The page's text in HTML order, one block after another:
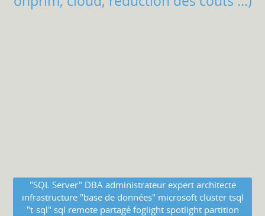
"SQL Server" DBA administrateur expert architecte
infrastructure "base de données" microsoft cluster tsql
"t-sql" sql remote partagé foglight spotlight partition